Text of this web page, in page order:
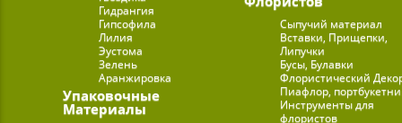
Гидрангия
Гипсофила
Лилия
Эустома
Зелень
Аранжировка
Упаковочные
Материалы
Сыпучий материал
Вставки, Прищепки,
Липучки
Бусы, Булавки
Флористический
Пиафлор,
Инструменты для
флористов